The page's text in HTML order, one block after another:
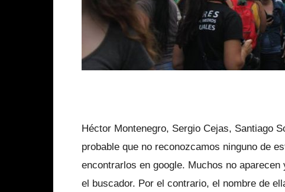
Héctor Montenegro, Sergio Cejas, Santiago
probable que no reconozcamos ninguno de
encontrarlos en google. Muchos no
el buscador. Por el contrario, el nombre de